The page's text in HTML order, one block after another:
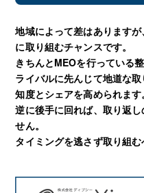
地域によって差はあります
に取り組むチャンスです。
きちんとMEOを行っている
ライバルに先んじて地道な
知度とシェアを高められます。
逆に後手に回れば、取り返
せん。
タイミングを逃さず取り組む